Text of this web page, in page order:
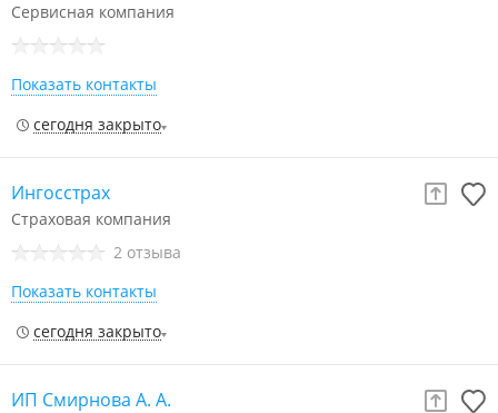
Сервисная компания
Показать контакты
сегодня закрыто
Ингосстрах
Страховая компания
2 отзыва
Показать контакты
сегодня закрыто
ИП Смирнова А. А.